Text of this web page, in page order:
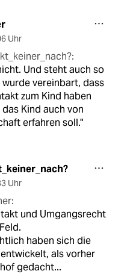
Uhr
Und steht auch so
wurde vereinbart, dass
zum Kind haben
Kind auch von
erfahren soll."
Uhr
und Umgangsrecht
haben sich die
als vorher
gedacht...